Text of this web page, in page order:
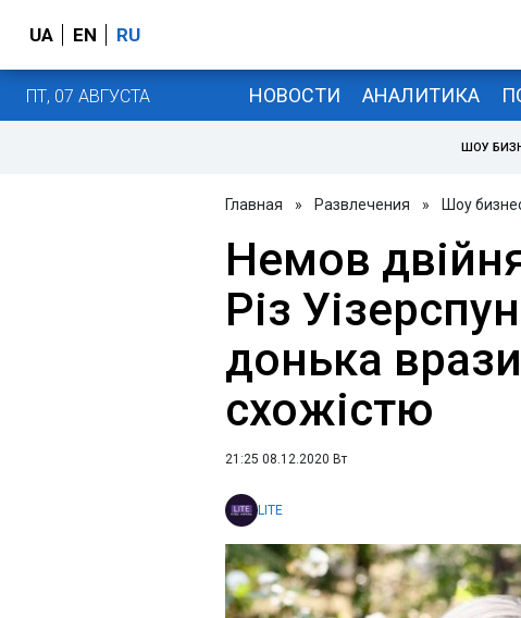
UA EN RU
ПТ, 07 АВГУСТА НОВОСТИ АНАЛИТИКА
ШОУ
Главная » Развлечения » Шоу
Немов
Різ
донька
схожістю
21:25 08.12.2020 Вт
LITE